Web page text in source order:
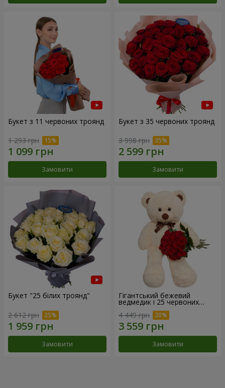
Букет з 11 червоних троянд
1 293 грн
Замовити
Букет з 35 червоних троянд
3 998 грн
Замовити
Букет "25 білих троянд"
2 612 грн
Замовити
Гігантський бежевий
ведмедик і 25 червоних
троянд
4 449 грн
Замовити